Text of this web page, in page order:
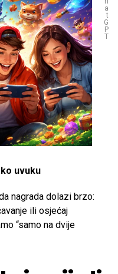
a
t
G
P
T
uvuku
nagrada dolazi brzo:
ili osjećaj
“samo na dvije